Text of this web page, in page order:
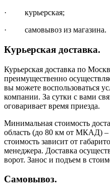
· курьерская;
· самовывоз из магазина.
Курьерская доставка.
Курьерская доставка по
преимущественно
вы можете воспользоваться
компании. За сутки с вами
оговаривает время приезда.
Минимальная стоимость
область (до 80 км от МКАД) –
стоимость зависит от
менеджера. Доставка
ворот. Занос и подъем в
Самовывоз.